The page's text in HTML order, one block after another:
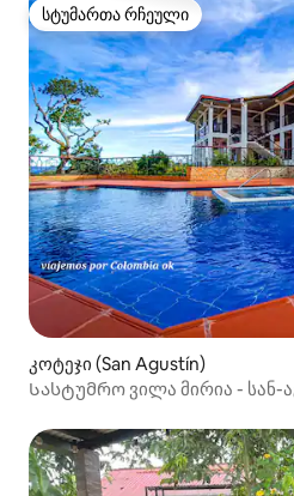
სტუმართა რჩეული
სტუმართა რჩეული
კოტეჯი (San Agustín)
Სასტუმრო ვილა მირია - სან-